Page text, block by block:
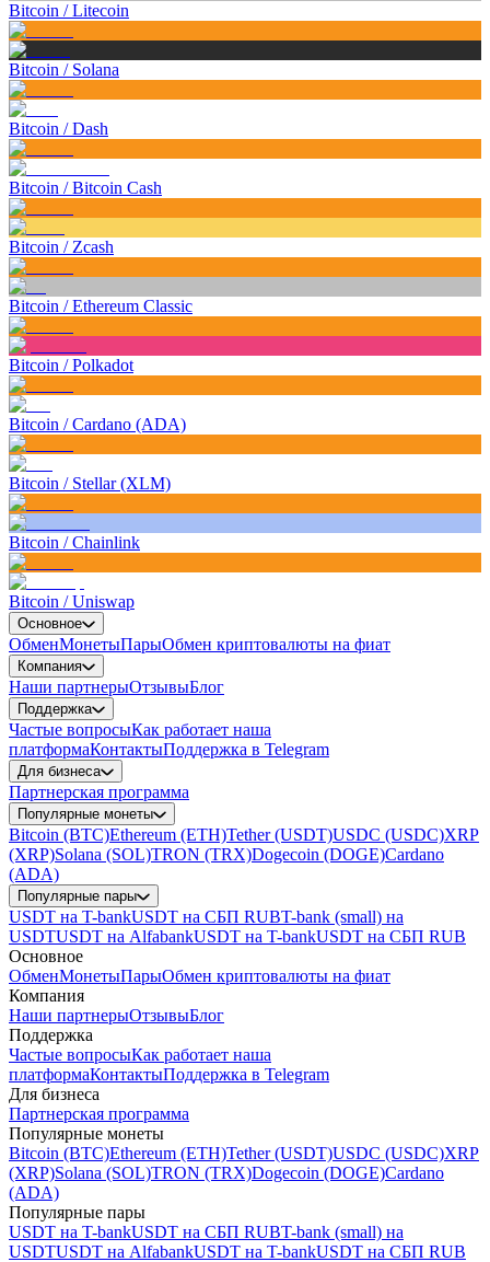
Bitcoin /Litecoin
Bitcoin / Solana
Bitcoin /Dash
Bitcoin /Bitcoin Cash
Bitcoin / Zcash
Bitcoin /Ethereum Classic
Bitcoin /Polkadot
Bitcoin /Cardano (ADA)
Bitcoin / Stellar (XLM)
Bitcoin /Chainlink
Bitcoin /Uniswap
Основное
ОбменМонетыПарыОбмен криптовалюты на фиат
Компания
Наши партнерыОтзывыБлог
Поддержка
Частые вопросыКак работает наша
платформаКонтактыПоддержка в Telegram
Для бизнеса
Партнерская программа
Популярные монеты
Bitcoin (BTC)Ethereum (ETH)Tether (USDT)USDC (USDC)XRP
(XRP)Solana (SOL)TRON (TRX)Dogecoin (DOGE)Cardano
(ADA)
Популярные пары
USDT на T-bankUSDT на СБП RUBT-bank (small) на
USDTUSDT на AlfabankUSDT на T-bankUSDT на СБП RUB
Основное
ОбменМонетыПарыОбмен криптовалюты на фиат
Компания
Наши партнерыОтзывыБлог
Поддержка
Частые вопросыКак работает наша
платформаКонтактыПоддержка в Telegram
Для бизнеса
Партнерская программа
Популярные монеты
Bitcoin (BTC)Ethereum (ETH)Tether (USDT)USDC (USDC)XRP
(XRP)Solana (SOL)TRON (TRX)Dogecoin (DOGE)Cardano
(ADA)
Популярные пары
USDT на T-bankUSDT на СБП RUBT-bank (small) на
USDTUSDT на AlfabankUSDT на T-bankUSDT на СБП RUB